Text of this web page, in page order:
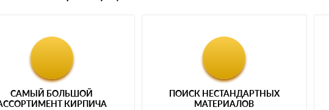
САМЫЙ БОЛЬШОЙ
КИРПИЧА
ПОИСК НЕСТАНДАРТНЫХ
МАТЕРИАЛОВ